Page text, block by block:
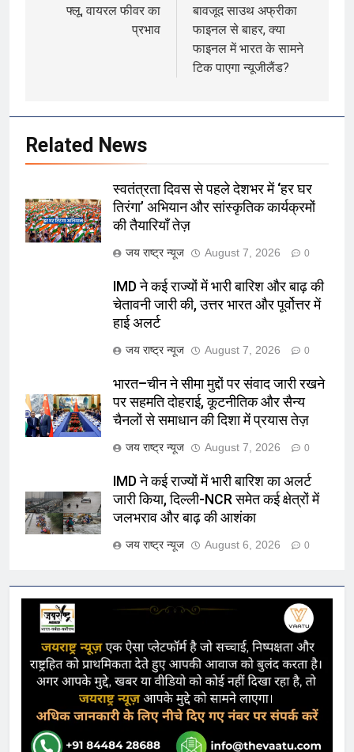
फ्लू, वायरल फीवर का
प्रभाव
बावजूद साउथ अफ्रीका
फाइनल से बाहर, क्या
फाइनल में भारत के सामने
टिक पाएगा न्यूजीलैंड?
Related News
स्वतंत्रता दिवस से पहले देशभर में ‘हर घर
तिरंगा’ अभियान और सांस्कृतिक कार्यक्रमों
की तैयारियाँ तेज़
जय राष्ट्र न्यूज August 7, 2026 0
IMD ने कई राज्यों में भारी बारिश और बाढ़ की
चेतावनी जारी की, उत्तर भारत और पूर्वोत्तर में
हाई अलर्ट
जय राष्ट्र न्यूज August 7, 2026 0
भारत–चीन ने सीमा मुद्दों पर संवाद जारी रखने
पर सहमति दोहराई, कूटनीतिक और सैन्य
चैनलों से समाधान की दिशा में प्रयास तेज़
जय राष्ट्र न्यूज August 7, 2026 0
IMD ने कई राज्यों में भारी बारिश का अलर्ट
जारी किया, दिल्ली-NCR समेत कई क्षेत्रों में
जलभराव और बाढ़ की आशंका
जय राष्ट्र न्यूज August 6, 2026 0